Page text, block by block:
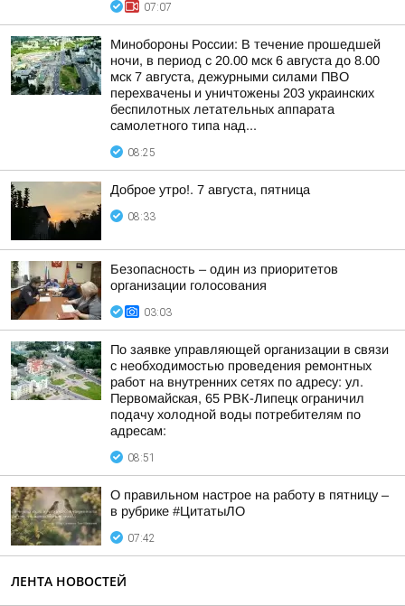
07:07
Минобороны России: В течение прошедшей
ночи, в период с 20.00 мск 6 августа до 8.00
мск 7 августа, дежурными силами ПВО
перехвачены и уничтожены 203 украинских
беспилотных летательных аппарата
самолетного типа над...
08:25
Доброе утро!. 7 августа, пятница
08:33
Безопасность – один из приоритетов
организации голосования
03:03
По заявке управляющей организации в связи
с необходимостью проведения ремонтных
работ на внутренних сетях по адресу: ул.
Первомайская, 65 РВК-Липецк ограничил
подачу холодной воды потребителям по
адресам:
08:51
О правильном настрое на работу в пятницу –
в рубрике #ЦитатыЛО
07:42
ЛЕНТА НОВОСТЕЙ